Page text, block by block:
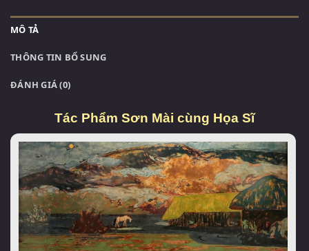
MÔ TẢ
THÔNG TIN BỔ SUNG
ĐÁNH GIÁ (0)
Tác Phẩm Sơn Mài cùng Họa Sĩ